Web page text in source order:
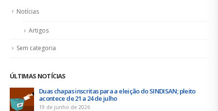
Notícias
Artigos
Sem categoria
ÚLTIMAS NOTÍCIAS
Duas chapas inscritas para a eleição do SINDISAN; pleito
acontece de 21 a 24 de julho
19 de junho de 2026